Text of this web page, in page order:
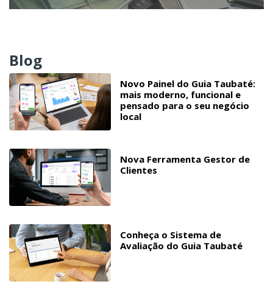
Blog
Novo Painel do Guia Taubaté:
mais moderno, funcional e
pensado para o seu negócio
local
Nova Ferramenta Gestor de
Clientes
Conheça o Sistema de
Avaliação do Guia Taubaté